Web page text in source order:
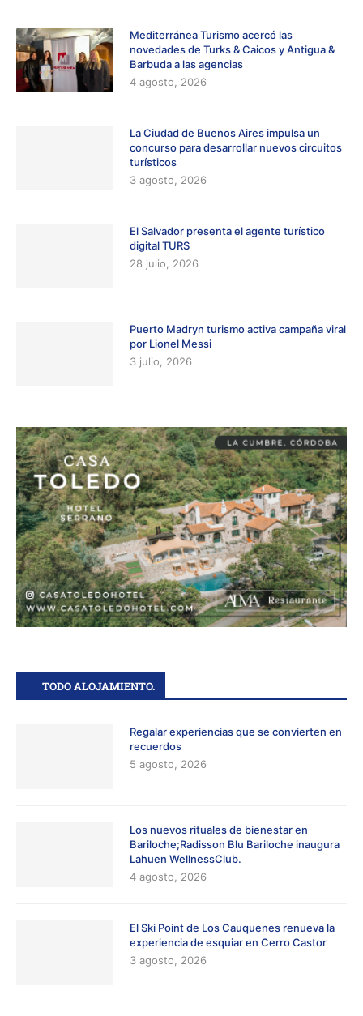
Mediterránea Turismo acercó las
novedades de Turks & Caicos y Antigua &
Barbuda a las agencias
4 agosto, 2026
La Ciudad de Buenos Aires impulsa un
concurso para desarrollar nuevos circuitos
turísticos
3 agosto, 2026
El Salvador presenta el agente turístico
digital TURS
28 julio, 2026
Puerto Madryn turismo activa campaña viral
por Lionel Messi
3 julio, 2026
TODO ALOJAMIENTO.
Regalar experiencias que se convierten en
recuerdos
5 agosto, 2026
Los nuevos rituales de bienestar en
Bariloche;Radisson Blu Bariloche inaugura
Lahuen WellnessClub.
4 agosto, 2026
El Ski Point de Los Cauquenes renueva la
experiencia de esquiar en Cerro Castor
3 agosto, 2026